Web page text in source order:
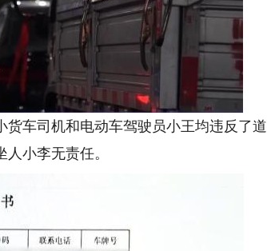
车司机和电动车驾驶员小王均违反了道
小李无责任。